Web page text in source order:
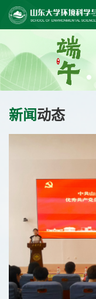
新闻动态